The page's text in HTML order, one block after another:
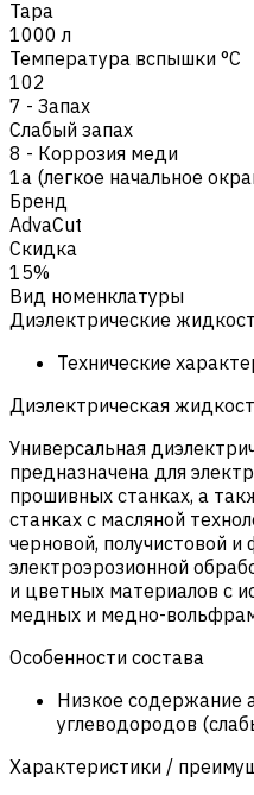
Тара
1000 л
Температура вспышки °C
102
7 - Запах
Cлабый запах
8 - Коррозия меди
1a (легкое начальное
Бренд
AdvaCut
Скидка
15%
Вид номенклатуры
Диэлектрические
Технические
Диэлектрическая
Универсальная
предназначена для
прошивных станках, а
станках с масляной
черновой, получистовой
электроэрозионной
и цветных материалов с
медных и медно-
Особенности состава
Низкое содержание
углеводородов
Характеристики /